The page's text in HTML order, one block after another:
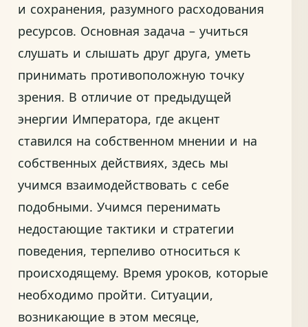
и сохранения, разумного расходования
ресурсов. Основная задача – учиться
слушать и слышать друг друга, уметь
принимать противоположную точку
зрения. В отличие от предыдущей
энергии Императора, где акцент
ставился на собственном мнении и на
собственных действиях, здесь мы
учимся взаимодействовать с себе
подобными. Учимся перенимать
недостающие тактики и стратегии
поведения, терпеливо относиться к
происходящему. Время уроков, которые
необходимо пройти. Ситуации,
возникающие в этом месяце,